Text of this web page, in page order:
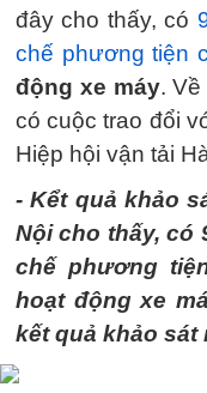
đây cho thấy, có
chế phương tiện
động xe máy. Về
có cuộc trao đổi
Hiệp hội vận tải
- Kểt quả khảo
Nội cho thấy, có
chế phương
hoạt động xe
kết quả khảo sát